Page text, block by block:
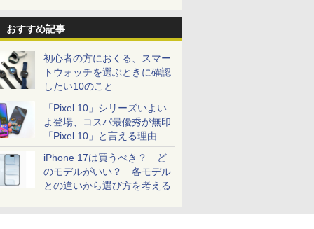
おすすめ記事
初心者の方におくる、スマー
トウォッチを選ぶときに確認
したい10のこと
「Pixel 10」シリーズいよい
よ登場、コスパ最優秀が無印
「Pixel 10」と言える理由
iPhone 17は買うべき？ ど
のモデルがいい？ 各モデル
との違いから選び方を考える